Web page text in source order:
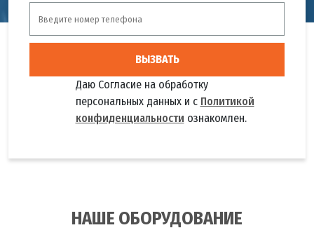
ВЫЗВАТЬ
Даю Согласие на обработку
персональных данных и с Политикой
конфиденциальности ознакомлен.
НАШЕ ОБОРУДОВАНИЕ